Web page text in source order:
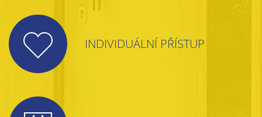
INDIVIDUÁLNÍ PŘÍSTUP